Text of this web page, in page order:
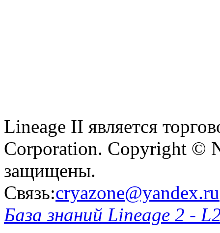
Lineage II является
Corporation. Copyright ©
защищены.
Связь:cryazone@yandex.ru
База знаний Lineage 2 -